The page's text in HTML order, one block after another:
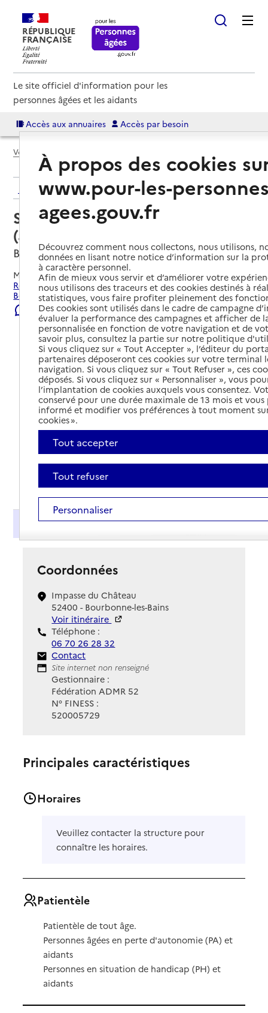
RÉPUBLIQUE
FRANÇAISE
Le site officiel d'information pour les
personnes âgées et les aidants
Accès aux annuaires Accès par besoin
Voir le fil d’Ariane
Retour aux résultats de l'annuaire
Service autonomie à domicile
(aide) – ADMR Bourbonne
Bourbonne-les-Bains, HAUTE-MARNE
Mis à jour le29/07/2026
Rechercher les établissements et services autour de
Bourbonne-les-Bains.
Signaler une erreur
Présentation
Coordonnées
Impasse du Château
52400 - Bourbonne-les-Bains
Voir itinéraire
Téléphone :
06 70 26 28 32
Contact
Contact
Site Internet
Site internet non renseigné
Gestionnaire :
Fédération ADMR 52
N° FINESS :
520005729
Principales caractéristiques
Horaires
Veuillez contacter la structure pour
connaître les horaires.
Patientèle
Patientèle de tout âge.
Personnes âgées en perte d'autonomie (PA) et
aidants
Personnes en situation de handicap (PH) et
aidants
À propos des cookies
www.pour-les-
agees.gouv.fr
Découvrez comment nous collectons, nous utilisons,
données en lisant notre notice d’information sur la
à caractère personnel.
Afin de mieux vous servir et d’améliorer votre
nous utilisons des traceurs et des cookies destinés à
statistiques, vous faire profiter pleinement des
Des cookies sont utilisés dans le cadre de campagne
évaluer la performance des campagnes et afficher de
personnalisée en fonction de votre navigation et de
savoir plus, consultez la partie sur notre politique
Si vous cliquez sur « Tout Accepter », l’éditeur du
partenaires déposeront ces cookies sur votre terminal
navigation. Si vous cliquez sur « Tout Refuser », ces
déposés. Si vous cliquez sur « Personnaliser », vous
l’implantation de cookies auxquels vous consentez.
conservé pour une durée maximale de 13 mois et
informé et modifier vos préférences à tout moment
cookies ».
Tout accepter
Tout refuser
Personnaliser